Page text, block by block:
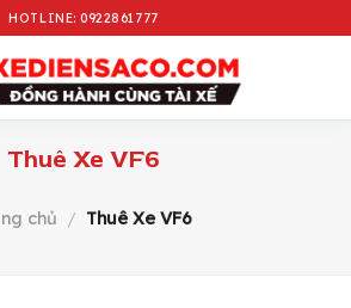
HOTLINE: 0922861777
Thuê Xe VF6
chủ / Thuê Xe VF6